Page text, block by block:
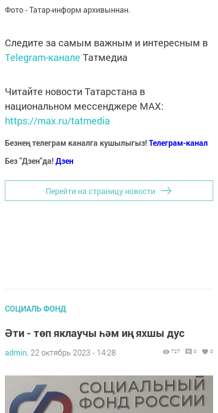
Фото - Татар-информ архивыннан.
Следите за самым важным и интересным в
Telegram-канале Татмедиа
Читайте новости Татарстана в
национальном мессенджере MАХ:
https://max.ru/tatmedia
Безнең телеграм каналга кушылыгыз!Телеграм-канал
Без "Дзен"да!Дзен
Перейти на страницу новости
СОЦИАЛЬ ФОНД
Әти - төп яклаучы һәм иң яхшы дус
admin, 22 октябрь 2023 - 14:28 727 0 0